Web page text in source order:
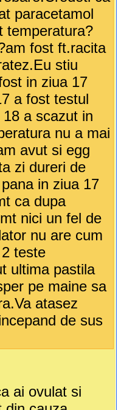
paracetamol
temperatura?
fost ft.racita
stiu
in ziua 17
a fost testul
a scazut in
nu a mai
avut si egg
zi dureri de
in ziua 17
ca dupa
nici un fel de
nu are cum
teste
ultima pastila
pe maine sa
atasez
de sus
ai ovulat si